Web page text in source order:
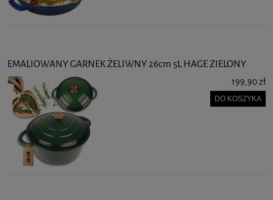
EMALIOWANY GARNEK ŻELIWNY 26cm 5L HAGE ZIELONY
199,90 zł
DO KOSZYKA